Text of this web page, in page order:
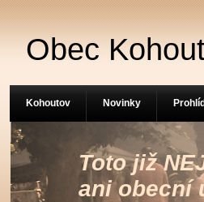
Obec
Toto již
ani obecní
Kohoutov Novinky